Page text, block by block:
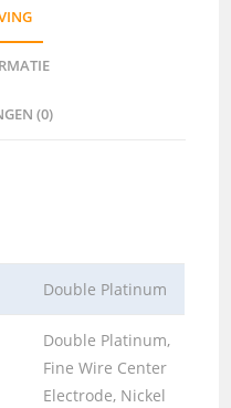
(0)
Double Platinum
Double Platinum,
Fine Wire Center
Electrode, Nickel